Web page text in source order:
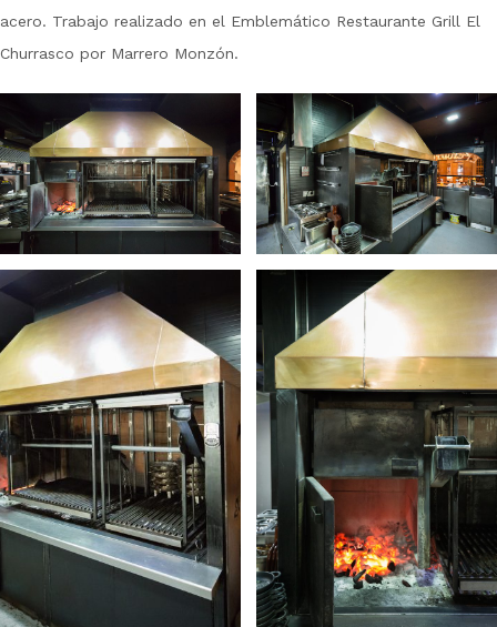
acero. Trabajo realizado en el Emblemático Restaurante Grill El
Churrasco por Marrero Monzón.